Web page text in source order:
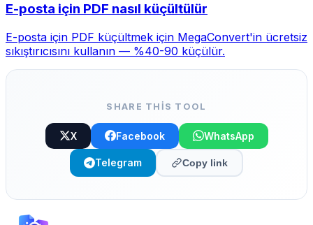
E-posta için PDF nasıl küçültülür
E-posta için PDF küçültmek için MegaConvert'in ücretsiz
sıkıştırıcısını kullanın — %40-90 küçülür.
SHARE THIS TOOL
X Facebook WhatsApp
Telegram Copy link